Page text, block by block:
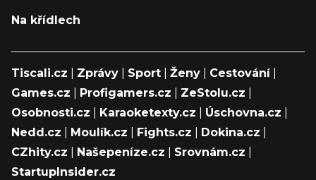
Na křídlech
Tiscali.cz Zprávy Sport Ženy Cestování|
Games.cz
Profigamers.cz ZeStolu.cz
Osobnosti.cz
Karaoketexty.cz Úschovna.cz
Nedd.cz
Moulík.cz Fights.cz Dokina.cz
CZhity.cz
Našepeníze.cz Srovnám.cz
StartupInsider.cz